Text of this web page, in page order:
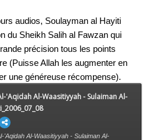
audios, Soulayman al Hayiti
du Sheikh Salih al Fawzan qui
précision tous les points
(Puisse Allah les augmenter en
une généreuse récompense).
'Aqidah Al-Waasitiyyah - Sulaiman Al-
'Aqidah Al-Waasitiyyah - Sulaiman Al-